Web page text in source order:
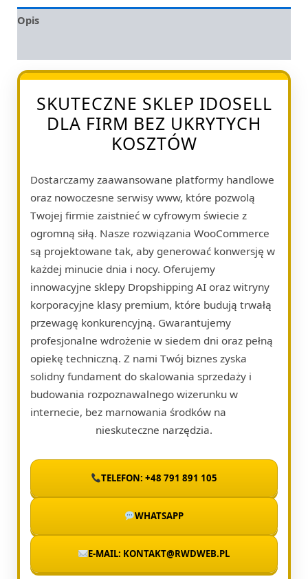
Opis
SKUTECZNE SKLEP IDOSELL
DLA FIRM BEZ UKRYTYCH
KOSZTÓW
Dostarczamy zaawansowane platformy handlowe
oraz nowoczesne serwisy www, które pozwolą
Twojej firmie zaistnieć w cyfrowym świecie z
ogromną siłą. Nasze rozwiązania WooCommerce
są projektowane tak, aby generować konwersję w
każdej minucie dnia i nocy. Oferujemy
innowacyjne sklepy Dropshipping AI oraz witryny
korporacyjne klasy premium, które budują trwałą
przewagę konkurencyjną. Gwarantujemy
profesjonalne wdrożenie w siedem dni oraz pełną
opiekę techniczną. Z nami Twój biznes zyska
solidny fundament do skalowania sprzedaży i
budowania rozpoznawalnego wizerunku w
internecie, bez marnowania środków na
nieskuteczne narzędzia.
TELEFON: +48 791 891 105
WHATSAPP
E-MAIL: KONTAKT@RWDWEB.PL